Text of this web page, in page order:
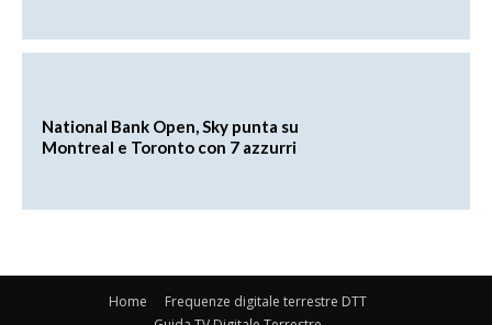
National Bank Open, Sky punta su
Montreal e Toronto con 7 azzurri
Home
Frequenze digitale terrestre DTT